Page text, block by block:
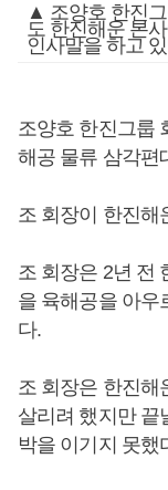
▲ 조양호 한진
도 한진해운 본
인사말을 하고
조양호 한진그룹
해공 물류 삼각편
조 회장이 한진해
조 회장은 2년 전
을 육해공을 아우
다.
조 회장은 한진해
살리려 했지만 끝
박을 이기지 못했